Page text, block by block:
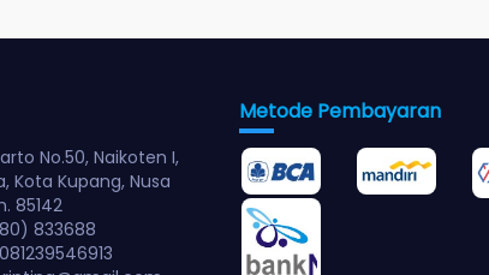
No.50, Naikoten I,
Kota Kupang, Nusa
85142
833688
Metode Pembayaran